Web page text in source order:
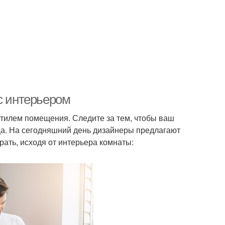
интерьером
помещения. Следите за тем, чтобы ваш
На сегодняшний день дизайнеры предлагают
исходя от интерьера комнаты: